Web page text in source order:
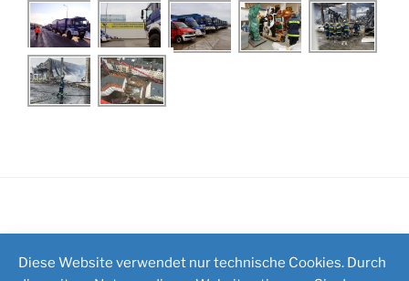
Diese Website verwendet nur technische Cookies. Durch